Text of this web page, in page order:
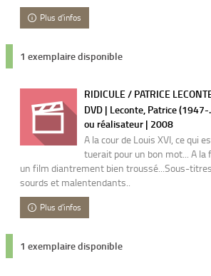
Plus d'infos
1 exemplaire disponible
RIDICULE / PATRICE
DVD | Leconte, Patrice
ou réalisateur | 2008
A la cour de Louis XVI, ce qui
tuerait pour un bon mot... A
un film diantrement bien troussé...Sous-
sourds et malentendants..
Plus d'infos
1 exemplaire disponible